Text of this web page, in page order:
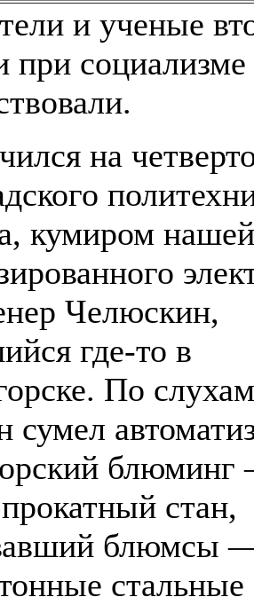
и ученые
при
на
кумиром
Челюскин,
где-то в
По
стан,
блюмсы
стальные